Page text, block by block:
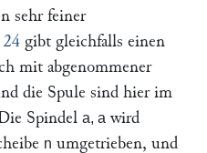
sehr feiner
gibt gleichfalls einen
mit abgenommener
die Spule sind hier im
Spindel a, a wird
n umgetrieben, und